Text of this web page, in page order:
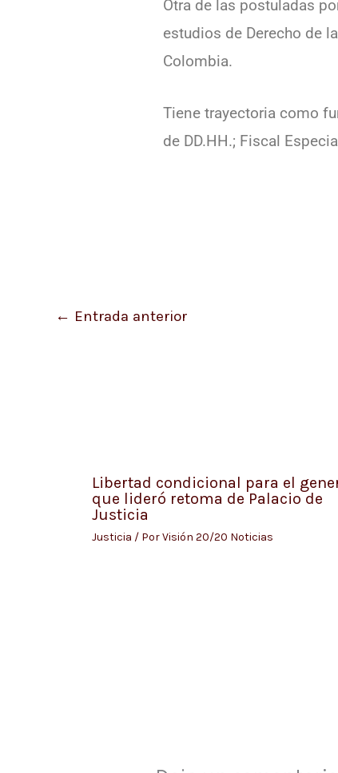
Otra de las postuladas
estudios de Derecho de
Colombia.
Tiene trayectoria como
de DD.HH.; Fiscal
← Entrada anterior
Libertad condicional para el
que lideró retoma de Palacio de
Justicia
Justicia / PorVisión 20/20 Noticias